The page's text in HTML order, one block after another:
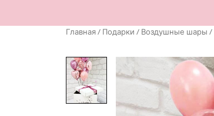
Главная/ Подарки / Воздушные шары /